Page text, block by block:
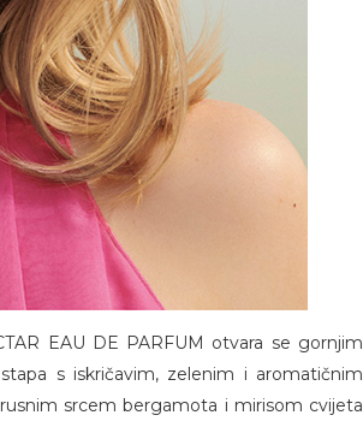
EAU DE PARFUM otvara se gornjim
s iskričavim, zelenim i aromatičnim
srcem bergamota i mirisom cvijeta